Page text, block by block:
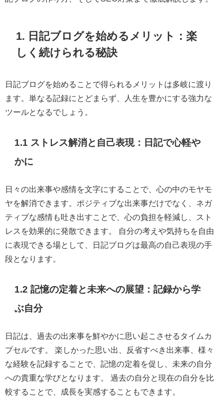
1. 日記ブログを始めるメリット：楽
しく続けられる秘訣
日記ブログを始めることで得られるメリットは多岐に渡り
ます。単なる記録にとどまらず、人生を豊かにする強力な
ツールとなるでしょう。
1.1 ストレス解消と自己表現：日記で心軽や
かに
日々の出来事や感情を文字にすることで、心の中のモヤモ
ヤを解消できます。ポジティブな出来事だけでなく、ネガ
ティブな感情も吐き出すことで、心の負担を軽減し、スト
レスを効果的に発散できます。 自分の考えや気持ちを自由
に表現できる場として、日記ブログは最高の自己表現の手
段となります。
1.2 記憶の定着と未来への展望：記録から学
ぶ自分
日記は、過去の出来事を鮮やかに思い起こさせるタイムカ
プセルです。 楽しかった思い出、反省すべき出来事、様々
な経験を記録することで、記憶の定着を促し、未来の自分
への貴重な学びとなります。 過去の自分と現在の自分を比
較することで、成長を実感することもできます。